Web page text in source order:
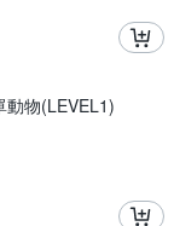
動物(LEVEL1)